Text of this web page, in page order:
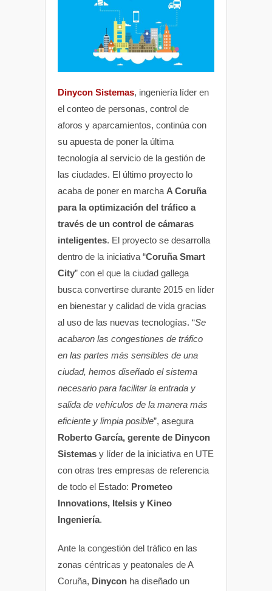
Dinycon Sistemas, ingeniería líder en
el conteo de personas, control de
aforos y aparcamientos, continúa con
su apuesta de poner la última
tecnología al servicio de la gestión de
las ciudades. El último proyecto lo
acaba de poner en marcha A Coruña
para la optimización del tráfico a
través de un control de cámaras
inteligentes. El proyecto se desarrolla
dentro de la iniciativa “Coruña Smart
City” con el que la ciudad gallega
busca convertirse durante 2015 en líder
en bienestar y calidad de vida gracias
al uso de las nuevas tecnologías. “Se
acabaron las congestiones de tráfico
en las partes más sensibles de una
ciudad, hemos diseñado el sistema
necesario para facilitar la entrada y
salida de vehículos de la manera más
eficiente y limpia posible”, asegura
Roberto García, gerente de Dinycon
Sistemas y líder de la iniciativa en UTE
con otras tres empresas de referencia
de todo el Estado: Prometeo
Innovations, Itelsis y Kineo
Ingeniería.
Ante la congestión del tráfico en las
zonas céntricas y peatonales de A
Coruña, Dinycon ha diseñado un